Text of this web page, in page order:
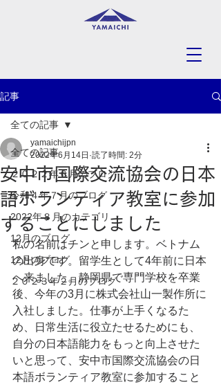
記事
全ての記事
２０２２年６月のブログ
令和４年７月のブログ
2022年８月のカテゴリ
12月のブログ
12月のブログ
２０２３年２月のブログ
全ての記事
安中市国際交流協会の日本
語ボランティア教室に参加
することにしました
yamaichijpn
2022年6月14日 読了時間: 2分
私の名前はチンと申します。ベトナム
の出身です。留学生として4年前に日本
へ来ました。静岡県で専門学校を卒業
後、今年の3月に株式会社山一製作所に
入社しました。仕事が上手くなるた
め、日常生活に役立たせるためにも、
自分の日本語能力をもっと向上させた
いと思って、安中市国際交流協会の日
本語ボランティア教室に参加すること